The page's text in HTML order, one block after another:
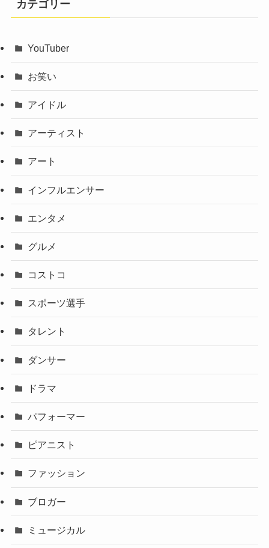
カテゴリー
YouTuber
お笑い
アイドル
アーティスト
アート
インフルエンサー
エンタメ
グルメ
コストコ
スポーツ選手
タレント
ダンサー
ドラマ
パフォーマー
ピアニスト
ファッション
ブロガー
ミュージカル